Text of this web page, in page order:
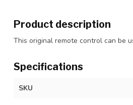
Product description
This original remote control can be
Specifications
SKU